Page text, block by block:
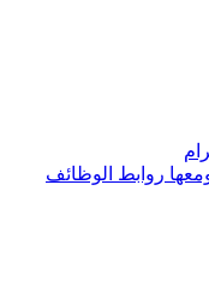
روابط الوظائف